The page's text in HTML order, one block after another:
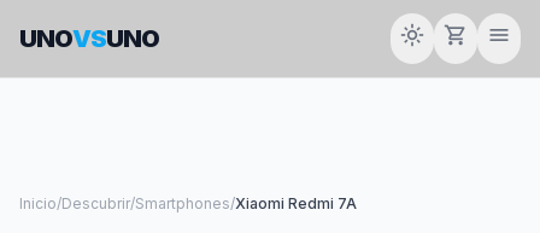
UNOVSUNO light_mode shopping_cart menu
Inicio/Descubrir/Smartphones/Xiaomi Redmi 7A